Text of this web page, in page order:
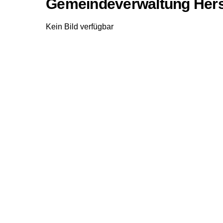
Gemeindeverwaltung
Kein Bild verfügbar